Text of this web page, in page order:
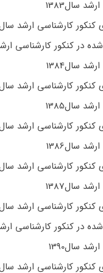
سال1383
کارشناسی ارشد
کنکور کارشناسی
سال1384
کارشناسی ارشد
سال1385
کارشناسی ارشد
سال1386
کارشناسی ارشد
سال1387
کارشناسی ارشد
کنکور کارشناسی
سال1390
کارشناسی ارشد